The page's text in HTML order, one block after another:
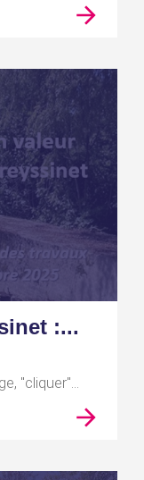
:...
"cliquer"...